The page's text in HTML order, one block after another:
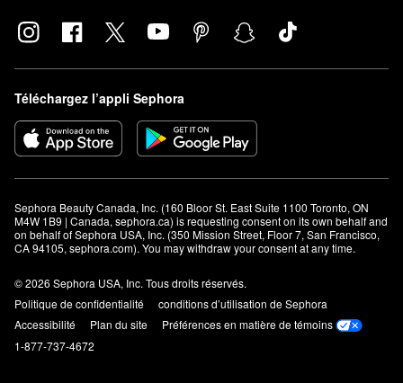
Téléchargez l’appli Sephora
Sephora Beauty Canada, Inc. (160 Bloor St. East Suite 1100 Toronto, ON
M4W 1B9 | Canada, sephora.ca) is requesting consent on its own behalf and
on behalf of Sephora USA, Inc. (350 Mission Street, Floor 7, San Francisco,
CA 94105, sephora.com). You may withdraw your consent at any time.
© 2026 Sephora USA, Inc. Tous droits réservés.
Politique de confidentialité
conditions d’utilisation de Sephora
Accessibilité
Plan du site
Préférences en matière de témoins
1-877-737-4672